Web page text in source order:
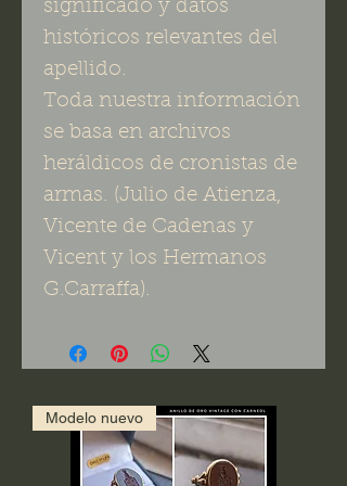
significado y datos
históricos relevantes del
apellido.
Toda nuestra información
se basa en archivos
heráldicos de cronistas de
armas. (Julio de Atienza,
Vicente de Cadenas y
Vicent y los Hermanos
G.Carraffa).
Modelo nuevo